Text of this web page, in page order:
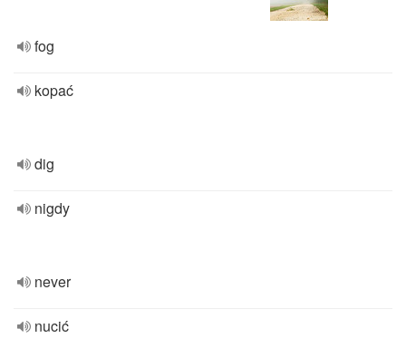
fog
kopać
dig
nigdy
never
nucić